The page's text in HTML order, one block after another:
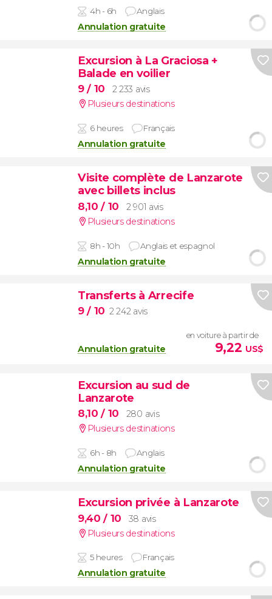
4h - 6h Anglais
Annulation gratuite
Excursion à La Graciosa +
Balade en voilier
9/ 10
2 233 avis
Plusieurs destinations
6 heures Français
Annulation gratuite
Visite complète de Lanzarote
avec billets inclus
8,10/ 10
2 901 avis
Plusieurs destinations
8h - 10h Anglais et espagnol
Annulation gratuite
Transferts à Arrecife
9/ 10 2 242 avis
Annulation gratuite
en voiture à partir de
9,22 US$
Excursion au sud de
Lanzarote
8,10/ 10
280 avis
Plusieurs destinations
6h - 8h Anglais
Annulation gratuite
Excursion privée à Lanzarote
9,40/ 10
38 avis
Plusieurs destinations
5 heures Français
Annulation gratuite